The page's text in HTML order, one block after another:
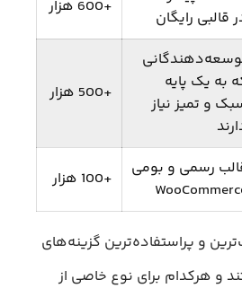
قالبی رایگان
+600 هزار
به یک پایه
و تمیز نیاز
+500 هزار
رسمی و بومی
+100 هزار
و پراستفاده‌ترین گزینه‌های
و هرکدام برای نوع خاصی از